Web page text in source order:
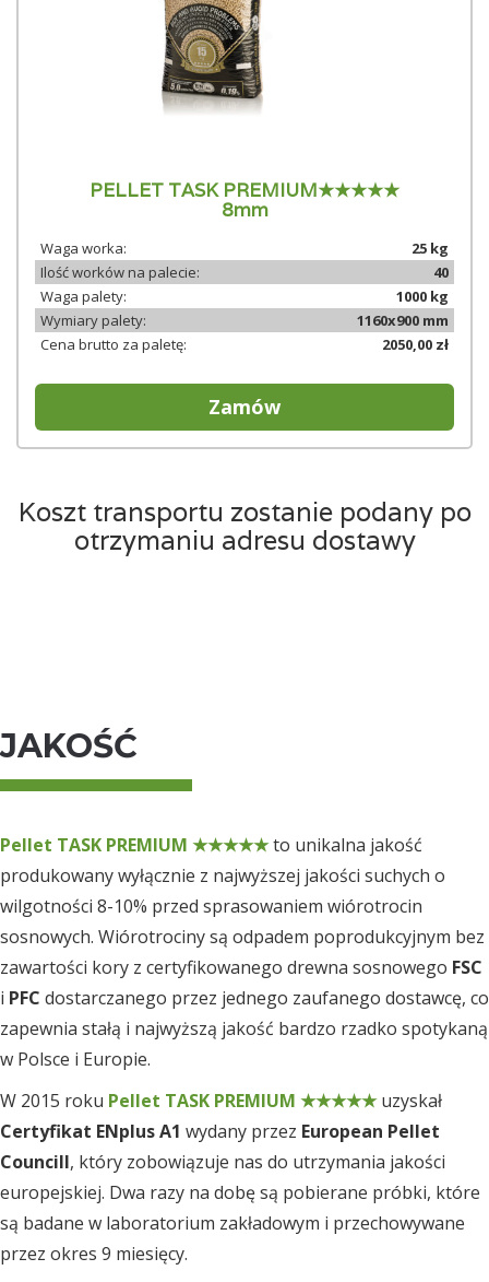
PELLET TASK PREMIUM★★★★★
8mm
Waga worka:
25 kg
Ilość worków na palecie:
40
Waga palety:
1000 kg
Wymiary palety:
1160x900 mm
Cena brutto za paletę:
2050,00 zł
Zamów
Koszt transportu zostanie podany po
otrzymaniu adresu dostawy
JAKOŚĆ
Pellet TASK PREMIUM ★★★★★to unikalna jakość
produkowany wyłącznie z najwyższej jakości suchych o
wilgotności 8-10% przed sprasowaniem wiórotrocin
sosnowych. Wiórotrociny są odpadem poprodukcyjnym bez
zawartości kory z certyfikowanego drewna sosnowego FSC
i PFC dostarczanego przez jednego zaufanego dostawcę, co
zapewnia stałą i najwyższą jakość bardzo rzadko spotykaną
w Polsce i Europie.
W 2015 roku Pellet TASK PREMIUM ★★★★★uzyskał
Certyfikat ENplus A1 wydany przez European Pellet
Councill, który zobowiązuje nas do utrzymania jakości
europejskiej. Dwa razy na dobę są pobierane próbki, które
są badane w laboratorium zakładowym i przechowywane
przez okres 9 miesięcy.